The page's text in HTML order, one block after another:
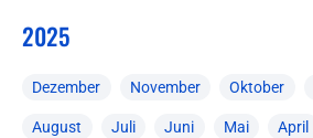
2025
Dezember November Oktober
August Juli Juni Mai April